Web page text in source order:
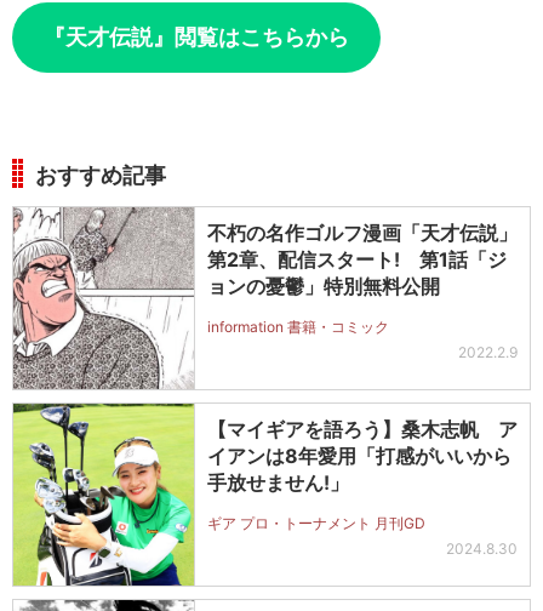
『天才伝説』閲覧はこちらから
おすすめ記事
不朽の名作ゴルフ漫画「天才伝説」
第2章、配信スタート! 第1話「ジ
ョンの憂鬱」特別無料公開
information 書籍・コミック
2022.2.9
【マイギアを語ろう】桑木志帆 ア
イアンは8年愛用「打感がいいから
手放せません!」
ギア プロ・トーナメント 月刊GD
2024.8.30